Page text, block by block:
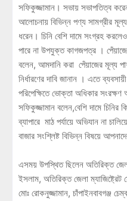
সফিকুজ্জামান। সভায় সভাপতিত্ব
আলোচনায় বিভিন্ন পণ্য সামগ্রীর মূল্য
ধরেন। চিনি বেশি দামে সংগ্রহ
পারে না উপযুক্ত কাগজপত্র ।
বলেন, আমদানি করা পেঁয়াজের মূল্য
নির্ধারণের দাবি জানান । এতে
পরিপেক্ষিতে ভোক্তা অধিকার
সফিকুজ্জামান বলেন,বেশি দামে চিনির
ব্যাপারে মাঠ পর্যায়ে অভিযান না
বাজার সংশ্লিষ্ট বিভিন্ন বিষয়ে
এসময় উপস্থিত ছিলেন অতিরিক্ত
ইসলাম, অতিরিক্ত জেলা
মোঃ রোকনুজ্জামান, চাঁপাইনবাবগঞ্জ